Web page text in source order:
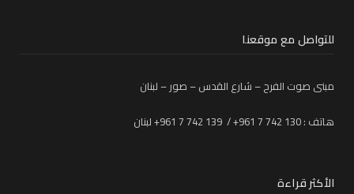
للتواصل مع موقعنا
مبنى صوت الفرح – شارع القدس – صور – لبنان
هاتف : 130 742 7 961+ / 139 742 7 961+ لبنان
الأكثر قراءة